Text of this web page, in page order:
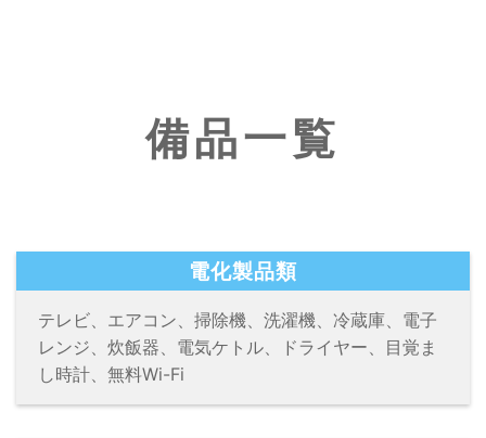
備品一覧
電化製品類
テレビ、エアコン、掃除機、洗濯機、冷蔵庫、電子
レンジ、炊飯器、電気ケトル、ドライヤー、目覚ま
し時計、無料Wi-Fi